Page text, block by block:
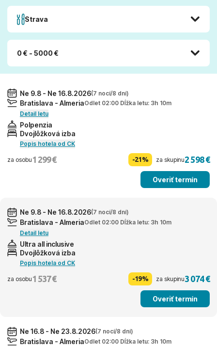
Strava
0 € - 5000 €
Ne 9.8 - Ne 16.8.2026(7 nocí/8 dní)
Bratislava - AlmeriaOdlet 02:00 Dĺžka letu: 3h 10m
Detail letu
Polpenzia
Dvojlôžková izba
Popis hotela od CK
za osobu 1 299 € -21% za skupinu2 598 €
Overiť termín
Ne 9.8 - Ne 16.8.2026(7 nocí/8 dní)
Bratislava - AlmeriaOdlet 02:00 Dĺžka letu: 3h 10m
Detail letu
Ultra all inclusive
Dvojlôžková izba
Popis hotela od CK
za osobu 1 537 € -19% za skupinu3 074 €
Overiť termín
Ne 16.8 - Ne 23.8.2026(7 nocí/8 dní)
Bratislava - AlmeriaOdlet 02:00 Dĺžka letu: 3h 10m